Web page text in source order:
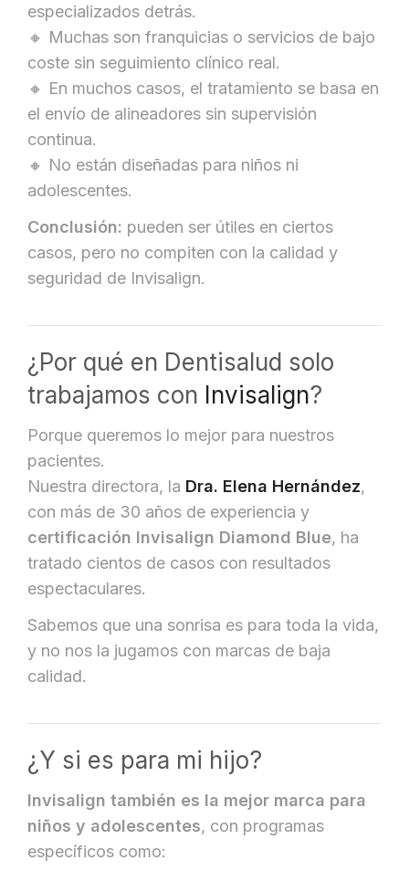
especializados detrás.
🔸 Muchas son franquicias o servicios de bajo
coste sin seguimiento clínico real.
🔸 En muchos casos, el tratamiento se basa en
el envío de alineadores sin supervisión
continua.
🔸 No están diseñadas para niños ni
adolescentes.
Conclusión: pueden ser útiles en ciertos
casos, pero no compiten con la calidad y
seguridad de Invisalign.
¿Por qué en Dentisalud solo
trabajamos con Invisalign?
Porque queremos lo mejor para nuestros
pacientes.
Nuestra directora, la Dra. Elena Hernández,
con más de 30 años de experiencia y
certificación Invisalign Diamond Blue, ha
tratado cientos de casos con resultados
espectaculares.
Sabemos que una sonrisa es para toda la vida,
y no nos la jugamos con marcas de baja
calidad.
¿Y si es para mi hijo?
Invisalign también es la mejor marca para
niños y adolescentes, con programas
específicos como: